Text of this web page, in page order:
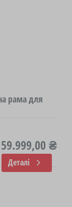
рама для
59.999,00 ₴
Деталі